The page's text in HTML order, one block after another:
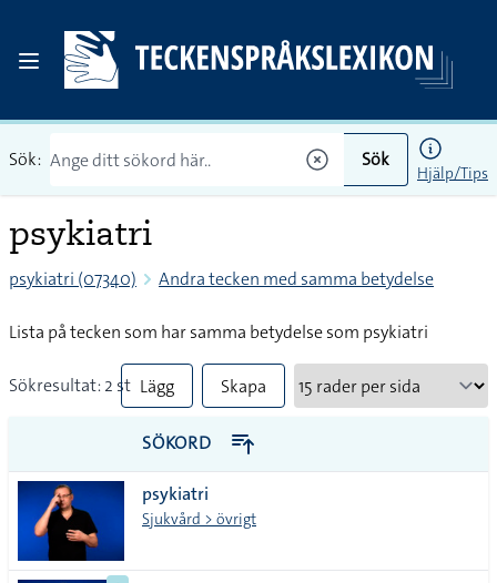
Sök: Sök
Hjälp/Tips
psykiatri
psykiatri (07340) Andra tecken med samma betydelse
Lista på tecken som har samma betydelse som psykiatri
Sökresultat: 2 st Lägg
till
alla i
lista
Skapa
PDF
SÖKORD
psykiatri
Sjukvård > övrigt